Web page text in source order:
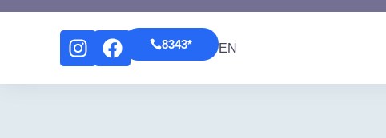
EN
*8343
*8343 EN